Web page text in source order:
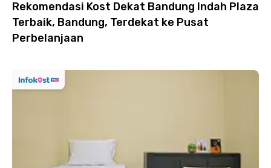
Rekomendasi Kost Dekat Bandung Indah Plaza
Terbaik, Bandung, Terdekat ke Pusat
Perbelanjaan